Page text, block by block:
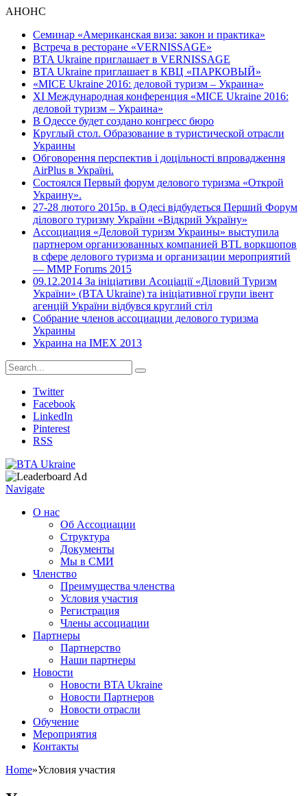
АНОНС
Семинар «Американская виза: закон и практика»
Встреча в ресторане «VERNISSAGE»
BTA Ukraine приглашает в VERNISSAGE
BTA Ukraine приглашает в КВЦ «ПАРКОВЫЙ»
«MICE Ukraine 2016: деловой туризм – Украина»
ХI Международная конференция «MICE Ukraine 2016:
деловой туризм – Украина»
В Одессе будет создано конгресс бюро
Круглый стол. Образование в туристической отрасли
Украины
Обговорення перспектив і доцільності впровадження
AirPlus в Україні.
Состоялся Первый форум делового туризма «Открой
Украину».
27-28 лютого 2015р. в Одесі відбудеться Перший Форум
ділового туризму України «Відкрий Україну»
Ассоциация «Деловой туризм Украины» выступила
партнером организованных компанией BTL воркшопов
в сфере делового туризма и организации мероприятий
— MMP Forums 2015
09.12.2014 За ініціативи Асоціації «Діловий Туризм
України» (BTA Ukraine) та ініціативної групи івент
агенцій України відбувся круглий стіл
Собрание членов ассоциации делового туризма
Украины
Украина на IMEX 2013
Twitter
Facebook
LinkedIn
Pinterest
RSS
Navigate
О нас
Об Ассоциации
Структура
Документы
Мы в СМИ
Членство
Преимущества членства
Условия участия
Регистрация
Члены ассоциации
Партнеры
Партнерство
Наши партнеры
Новости
Новости BTA Ukraine
Новости Партнеров
Новости отрасли
Обучение
Мероприятия
Контакты
Home»Условия участия